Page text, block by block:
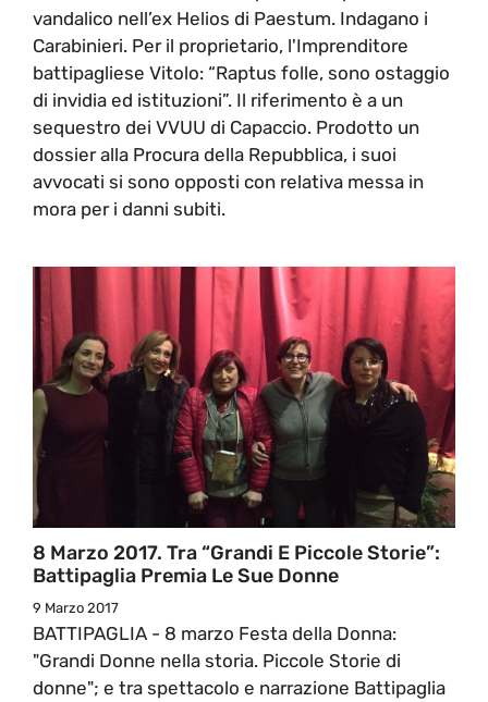
vandalico nell’ex Helios di Paestum. Indagano i
Carabinieri. Per il proprietario, l'Imprenditore
battipagliese Vitolo: “Raptus folle, sono ostaggio
di invidia ed istituzioni”. Il riferimento è a un
sequestro dei VVUU di Capaccio. Prodotto un
dossier alla Procura della Repubblica, i suoi
avvocati si sono opposti con relativa messa in
mora per i danni subiti.
8 Marzo 2017. Tra “Grandi E Piccole Storie”:
Battipaglia Premia Le Sue Donne
9 Marzo 2017
BATTIPAGLIA - 8 marzo Festa della Donna:
"Grandi Donne nella storia. Piccole Storie di
donne"; e tra spettacolo e narrazione Battipaglia